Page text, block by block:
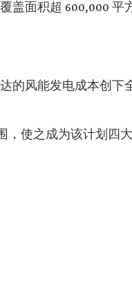
盖面积超 600,000 平
的风能发电成本创下
，使之成为该计划四大